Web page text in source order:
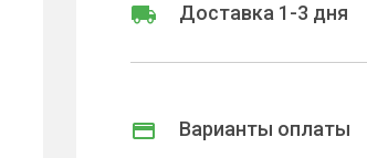
Доставка 1-3 дня
Варианты оплаты